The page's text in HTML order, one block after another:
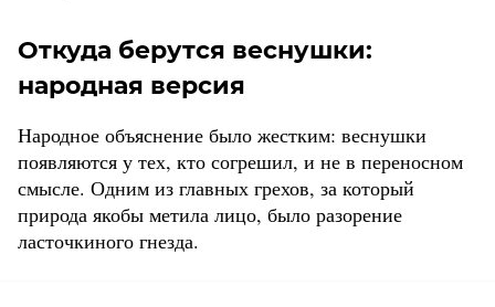
Откуда берутся веснушки:
народная версия
Народное объяснение было жестким: веснушки
появляются у тех, кто согрешил, и не в переносном
смысле. Одним из главных грехов, за который
природа якобы метила лицо, было разорение
ласточкиного гнезда.